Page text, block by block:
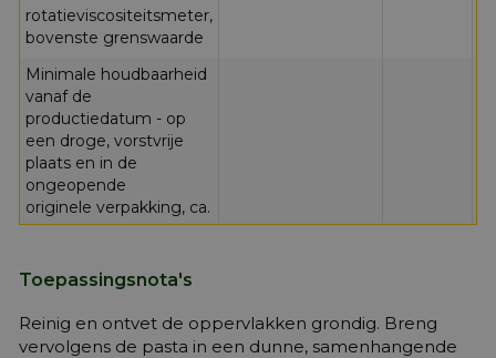
rotatieviscositeitsmeter,
bovenste grenswaarde
Minimale houdbaarheid
vanaf de
productiedatum - op
een droge, vorstvrije
plaats en in de
ongeopende
originele verpakking, ca.
Toepassingsnota's
Reinig en ontvet de oppervlakken grondig. Breng
vervolgens de pasta in een dunne, samenhangende